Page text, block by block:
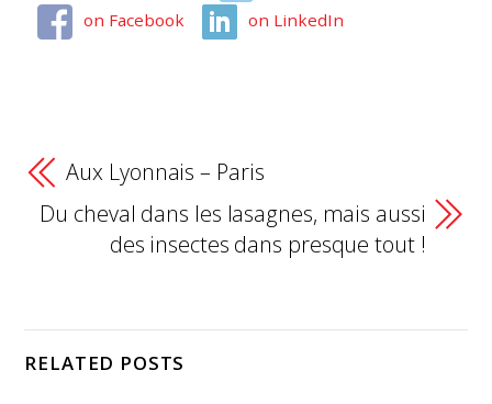
on Facebook
on LinkedIn
Aux Lyonnais – Paris
Du cheval dans les lasagnes, mais aussi
des insectes dans presque tout !
RELATED POSTS